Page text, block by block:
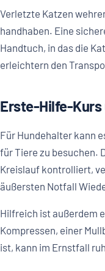
Verletzte Katzen
handhaben. Eine
Handtuch, in das die
erleichtern den
Erste-Hilfe-Kurs
Für Hundehalter kann
für Tiere zu besuchen.
Kreislauf kontrolliert,
äußersten Notfall
Hilfreich ist außerdem
Kompressen, einer
ist, kann im Ernstfall